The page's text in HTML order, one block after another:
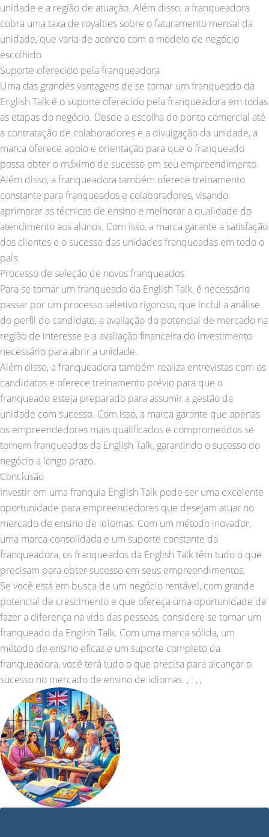
unidade e a região de atuação. Além disso, a franqueadora
cobra uma taxa de royalties sobre o faturamento mensal da
unidade, que varia de acordo com o modelo de negócio
escolhido.
Suporte oferecido pela franqueadora
Uma das grandes vantagens de se tornar um franqueado da
English Talk é o suporte oferecido pela franqueadora em todas
as etapas do negócio. Desde a escolha do ponto comercial até
a contratação de colaboradores e a divulgação da unidade, a
marca oferece apoio e orientação para que o franqueado
possa obter o máximo de sucesso em seu empreendimento.
Além disso, a franqueadora também oferece treinamento
constante para franqueados e colaboradores, visando
aprimorar as técnicas de ensino e melhorar a qualidade do
atendimento aos alunos. Com isso, a marca garante a satisfação
dos clientes e o sucesso das unidades franqueadas em todo o
país.
Processo de seleção de novos franqueados
Para se tornar um franqueado da English Talk, é necessário
passar por um processo seletivo rigoroso, que inclui a análise
do perfil do candidato, a avaliação do potencial de mercado na
região de interesse e a avaliação financeira do investimento
necessário para abrir a unidade.
Além disso, a franqueadora também realiza entrevistas com os
candidatos e oferece treinamento prévio para que o
franqueado esteja preparado para assumir a gestão da
unidade com sucesso. Com isso, a marca garante que apenas
os empreendedores mais qualificados e comprometidos se
tornem franqueados da English Talk, garantindo o sucesso do
negócio a longo prazo.
Conclusão
Investir em uma franquia English Talk pode ser uma excelente
oportunidade para empreendedores que desejam atuar no
mercado de ensino de idiomas. Com um método inovador,
uma marca consolidada e um suporte constante da
franqueadora, os franqueados da English Talk têm tudo o que
precisam para obter sucesso em seus empreendimentos.
Se você está em busca de um negócio rentável, com grande
potencial de crescimento e que ofereça uma oportunidade de
fazer a diferença na vida das pessoas, considere se tornar um
franqueado da English Talk. Com uma marca sólida, um
método de ensino eficaz e um suporte completo da
franqueadora, você terá tudo o que precisa para alcançar o
sucesso no mercado de ensino de idiomas. , : , ,